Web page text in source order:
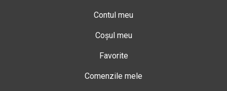
Contul meu
Coșul meu
Favorite
Comenzile mele